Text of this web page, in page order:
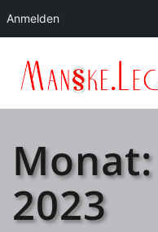
Anmelden
Inhalt
springen
Monat:
2023